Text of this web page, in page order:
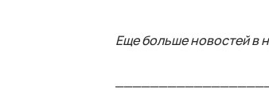
Еще больше новостей в